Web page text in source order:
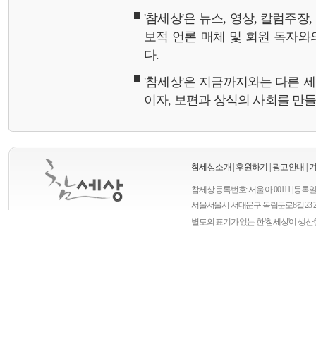
'참세상'은 뉴스, 영상, 칼럼주
보적 언론 매체 및 회원 독자와
다.
'참세상'은 지금까지와는 다른
이자, 보편과 상식의 사회를 만
참세상소개 후원하기 광고안내
참세상 등록번호: 서울 아 00111 | 등록
서울서울시 서대문구 독립문로8길 23
별도의 표기가 없는 한 '참세상'이 생